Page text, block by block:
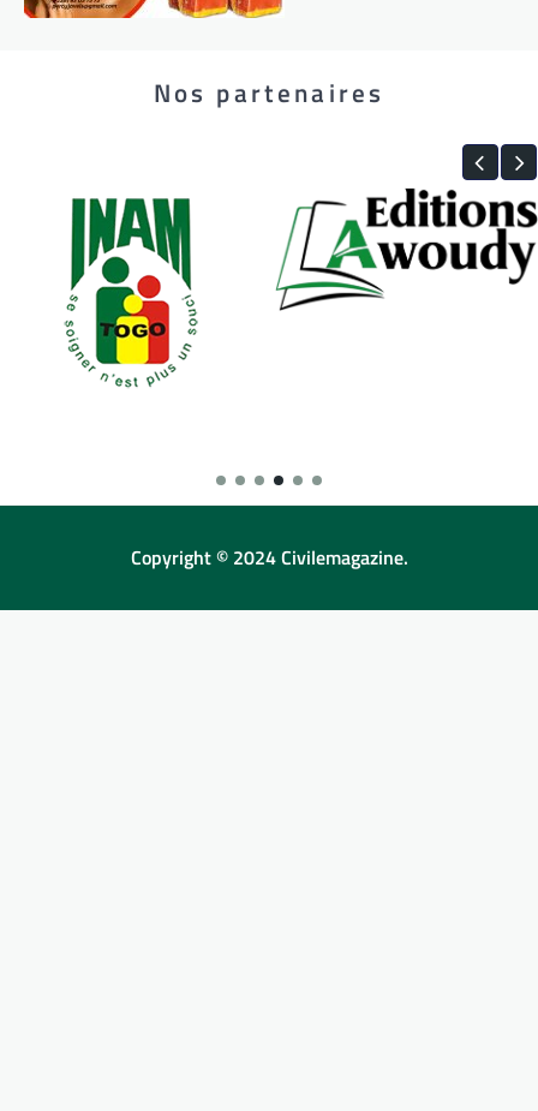
Nos partenaires
Copyright © 2024 Civilemagazine.